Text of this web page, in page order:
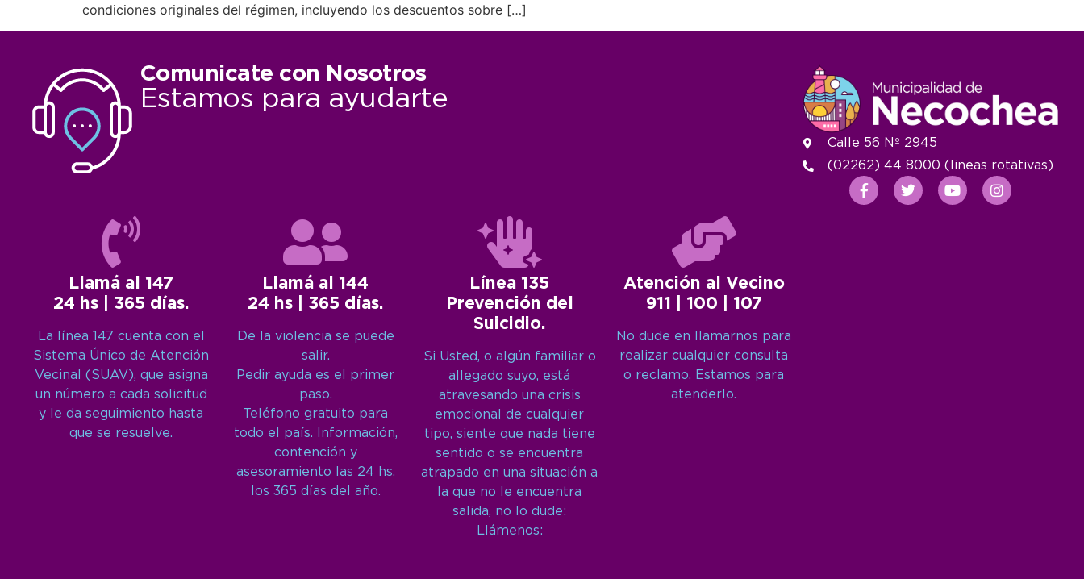
condiciones originales del régimen, incluyendo los descuentos sobre […]
Comunicate con Nosotros
Estamos para ayudarte
Llamá al 147
24 hs | 365 días.
La línea 147 cuenta con el
Sistema Único de Atención
Vecinal (SUAV), que asigna
un número a cada solicitud
y le da seguimiento hasta
que se resuelve.
Llamá al 144
24 hs | 365 días.
De la violencia se puede
salir.
Pedir ayuda es el primer
paso.
Teléfono gratuito para
todo el país. Información,
contención y
asesoramiento las 24 hs,
los 365 días del año.
Línea 135
Prevención del
Suicidio.
Si Usted, o algún familiar o
allegado suyo, está
atravesando una crisis
emocional de cualquier
tipo, siente que nada tiene
sentido o se encuentra
atrapado en una situación a
la que no le encuentra
salida, no lo dude:
Llámenos:
Atención al Vecino
911 | 100 | 107
No dude en llamarnos para
realizar cualquier consulta
o reclamo. Estamos para
atenderlo.
Calle 56 Nº 2945
(02262) 44 8000 (lineas rotativas)